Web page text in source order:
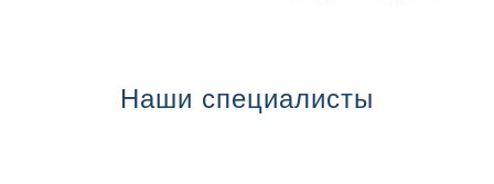
Наши специалисты